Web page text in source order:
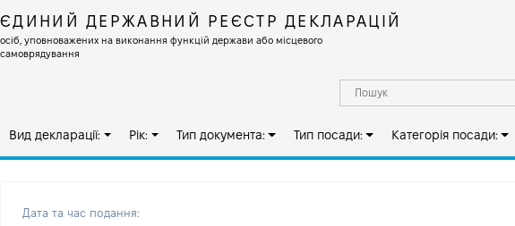
ЄДИНИЙ ДЕРЖАВНИЙ РЕЄСТР ДЕКЛАРАЦІЙ
осіб, уповноважених на виконання функцій держави або місцевого
самоврядування
Вид декларації: Рік: Тип документа: Тип посади: Категорія посади:
Дата та час подання: